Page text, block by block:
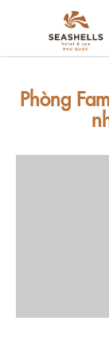
Phòng